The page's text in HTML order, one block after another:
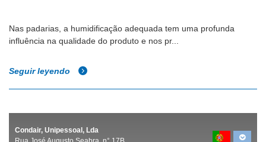
Nas padarias, a humidificação adequada tem uma profunda
influência na qualidade do produto e nos pr...
Seguir leyendo
Condair, Unipessoal, Lda